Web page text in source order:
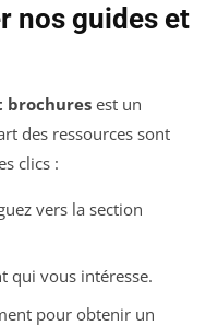
nos guides et
brochuresest un
des ressources sont
clics :
vers la section
qui vous intéresse.
pour obtenir un